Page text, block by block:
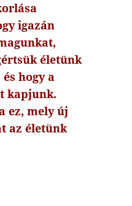
igazán
életünk
hogy a
kapjunk.
ez, mely új
az életünk